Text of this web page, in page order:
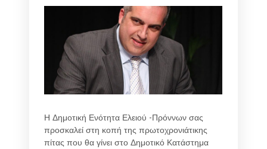
Η Δημοτική Ενότητα Ελειού -Πρόννων σας
προσκαλεί στη κοπή της πρωτοχρονιάτικης
πίτας που θα γίνει στο Δημοτικό Κατάστημα